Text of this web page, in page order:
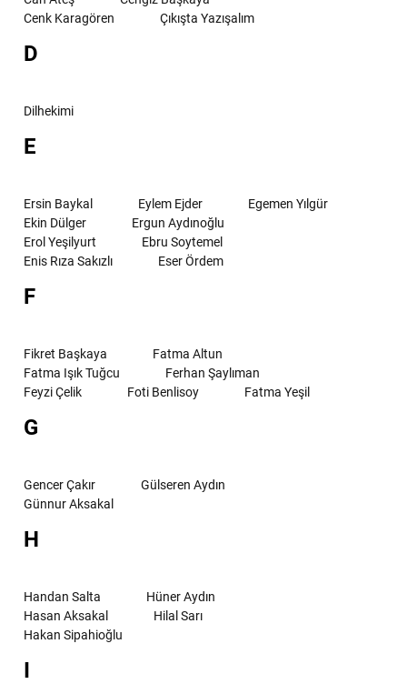
Cenk Karagören
Çıkışta Yazışalım
D
Dilhekimi
E
Ersin Baykal Eylem Ejder
Egemen Yılgür
Ekin Dülger
Ergun Aydınoğlu
Erol Yeşilyurt
Ebru Soytemel
Enis Rıza Sakızlı
Eser Ördem
F
Fikret Başkaya
Fatma Altun
Fatma Işık Tuğcu
Ferhan Şaylıman
Feyzi Çelik
Foti Benlisoy Fatma Yeşil
G
Gencer Çakır
Gülseren Aydın
Günnur Aksakal
H
Handan Salta
Hüner Aydın
Hasan Aksakal
Hilal Sarı
Hakan Sipahioğlu
I